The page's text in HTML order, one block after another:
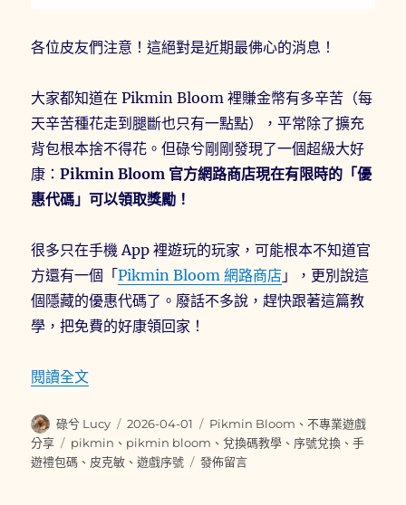
出
影
院
花
苗〉
各位皮友們注意！這絕對是近期最佛心的消息！
大家都知道在 Pikmin Bloom 裡賺金幣有多辛苦（每
天辛苦種花走到腿斷也只有一點點），平常除了擴充
背包根本捨不得花。但碌兮剛剛發現了一個超級大好
康：Pikmin Bloom 官方網路商店現在有限時的「優
惠代碼」可以領取獎勵！
很多只在手機 App 裡遊玩的玩家，可能根本不知道官
方還有一個「Pikmin Bloom 網路商店 」，更別說這
個隱藏的優惠代碼了。廢話不多說，趕快跟著這篇教
學，把免費的好康領回家！
閱讀全文〈【2026限時優惠】Pikmin Bloom 官方送禮
作
者
碌兮 Lucy
發
佈
日
2026-04-01
分
類
Pikmin Bloom 、不專業遊戲
分享
標
籤
pikmin 、 pikmin bloom 、兌換碼教學 、 序號兌換 、手
遊禮包碼 、 皮克敏 、遊戲序號
在
發佈留言